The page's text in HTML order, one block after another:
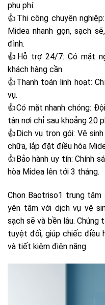
phụ phí.
👍Thi công chuyên
Midea nhanh gọn, sạch
đình.
👍Hỗ trợ 24/7: Có mặt
khách hàng cần.
👍Thanh toán linh hoạt:
vụ.
👍Có mặt nhanh chóng:
tận nơi chỉ sau khoảng 20
👍Dịch vụ trọn gói: Vệ
chữa, lắp đặt điều hòa
👍Bảo hành uy tín: Chính
hòa Midea lên tới 3 tháng.
Chọn Baotriso1 trung
yên tâm với dịch vụ vệ
sạch sẽ và bền lâu.
tuyệt đối, giúp chiếc điều
và tiết kiệm điện năng.